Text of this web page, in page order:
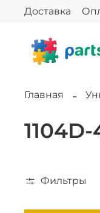
Доставка
Главная
1104D-
Фильтры